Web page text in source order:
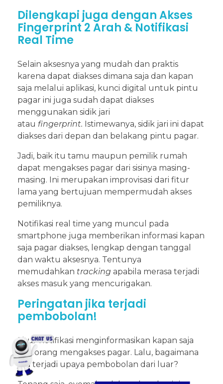
Dilengkapi juga dengan Akses
Fingerprint 2 Arah & Notifikasi
Real Time
Selain aksesnya yang mudah dan praktis
karena dapat diakses dimana saja dan kapan
saja melalui aplikasi, kunci digital untuk pintu
pagar ini juga sudah dapat diakses
menggunakan sidik jari
atau fingerprint. Istimewanya, sidik jari ini dapat
diakses dari depan dan belakang pintu pagar.
Jadi, baik itu tamu maupun pemilik rumah
dapat mengakses pagar dari sisinya masing-
masing. Ini merupakan improvisasi dari fitur
lama yang bertujuan mempermudah akses
pemiliknya.
Notifikasi real time yang muncul pada
smartphone juga memberikan informasi kapan
saja pagar diakses, lengkap dengan tanggal
dan waktu aksesnya. Tentunya
memudahkan tracking apabila merasa terjadi
akses masuk yang mencurigakan.
Peringatan jika terjadi
pembobolan!
Fitur notifikasi menginformasikan kapan saja
seseorang mengakses pagar. Lalu, bagaimana
jika terjadi upaya pembobolan dari luar?